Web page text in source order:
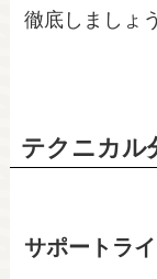
徹底しましょ
テクニカル
サポートラ